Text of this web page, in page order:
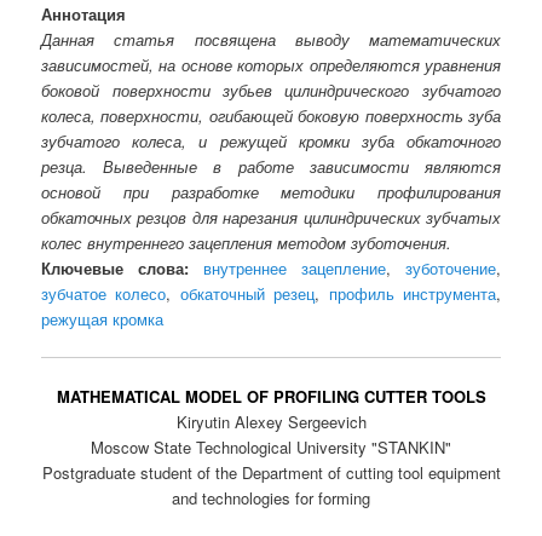
Аннотация
Данная статья посвящена выводу математических
зависимостей, на основе которых определяются уравнения
боковой поверхности зубьев цилиндрического зубчатого
колеса, поверхности, огибающей боковую поверхность зуба
зубчатого колеса, и режущей кромки зуба обкаточного
резца. Выведенные в работе зависимости являются
основой при разработке методики профилирования
обкаточных резцов для нарезания цилиндрических зубчатых
колес внутреннего зацепления методом зуботочения.
Ключевые слова:
внутреннее зацепление, зуботочение,
зубчатое колесо, обкаточный резец, профиль инструмента,
режущая кромка
MATHEMATICAL MODEL OF PROFILING CUTTER TOOLS
Kiryutin Alexey Sergeevich
Moscow State Technological University "STANKIN"
Postgraduate student of the Department of cutting tool equipment
and technologies for forming